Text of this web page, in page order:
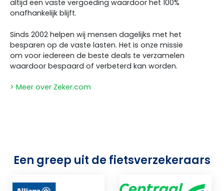
altijd een vaste vergoeding waardoor het 100%
onafhankelijk blijft.
Sinds 2002 helpen wij mensen dagelijks met het
besparen op de vaste lasten. Het is onze missie
om voor iedereen de beste deals te verzamelen
waardoor bespaard of verbeterd kan worden.
> Meer over Zeker.com
Een greep uit de fietsverzekeraars